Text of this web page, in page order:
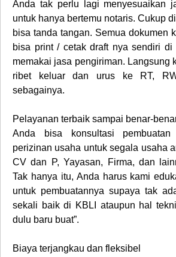
Anda tak perlu lagi menyesuaikan
untuk hanya bertemu notaris. Cukup
bisa tanda tangan. Semua dokumen
bisa print / cetak draft nya sendiri di
memakai jasa pengiriman. Langsung
ribet keluar dan urus ke RT,
sebagainya.
Pelayanan terbaik sampai benar-
Anda bisa konsultasi pembuatan
perizinan usaha untuk segala usaha
CV dan P, Yayasan, Firma, dan
Tak hanya itu, Anda harus kami
untuk pembuatannya supaya tak
sekali baik di KBLI ataupun hal
dulu baru buat”.
Biaya terjangkau dan fleksibel